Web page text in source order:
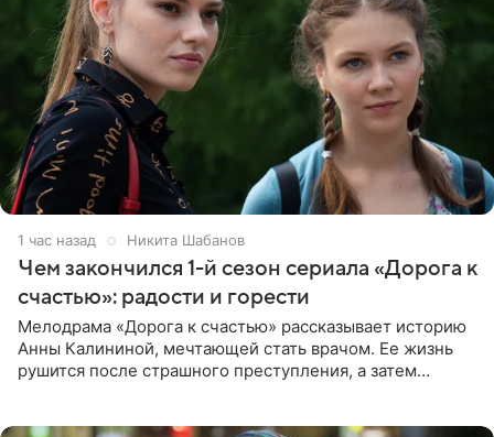
1 час назад Никита Шабанов
Чем закончился 1-й сезон сериала «Дорога к
счастью»: радости и горести
Мелодрама «Дорога к счастью» рассказывает историю
Анны Калининой, мечтающей стать врачом. Ее жизнь
рушится после страшного преступления, а затем